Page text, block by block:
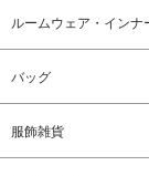
ルームウェア・インナ
バッグ
服飾雑貨